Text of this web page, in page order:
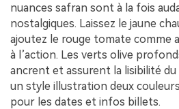
nuances safran sont à la fois
nostalgiques. Laissez le jaune
ajoutez le rouge tomate comme
à l’action. Les verts olive
ancrent et assurent la lisibilité
un style illustration deux
pour les dates et infos billets.